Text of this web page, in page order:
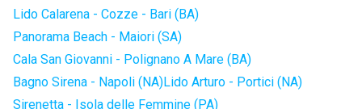
Lido Calarena - Cozze - Bari (BA)
Panorama Beach - Maiori (SA)
Cala San Giovanni - Polignano A Mare (BA)
Bagno Sirena - Napoli (NA)Lido Arturo - Portici (NA)
Sirenetta - Isola delle Femmine (PA)